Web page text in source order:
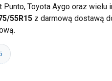
Toyota Aygo oraz
55R15 z darmową dostawą